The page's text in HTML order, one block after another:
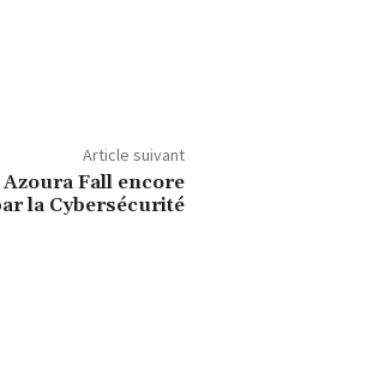
Article suivant
Fall encore
la Cybersécurité